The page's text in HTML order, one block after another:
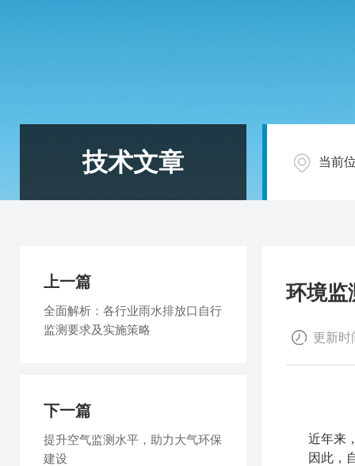
技术文章 当前
环境监
更新时
近年来
因此，
上一篇
全面解析：各行业雨水排放口自行
监测要求及实施策略
下一篇
提升空气监测水平，助力大气环保
建设